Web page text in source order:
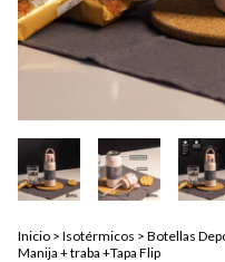
Inicio > Isotérmicos > Botellas
Manija + traba +Tapa Flip